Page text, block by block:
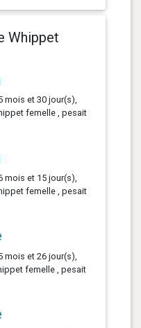
Whippet
mois et 30 jour(s),
femelle , pesait
mois et 15 jour(s),
femelle , pesait
mois et 26 jour(s),
femelle , pesait